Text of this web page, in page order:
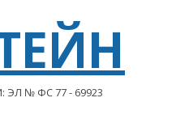
ЭЛ № ФС 77 - 69923